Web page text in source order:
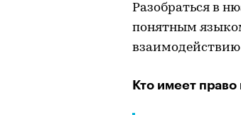
Разобраться в
понятным
Кто имеет